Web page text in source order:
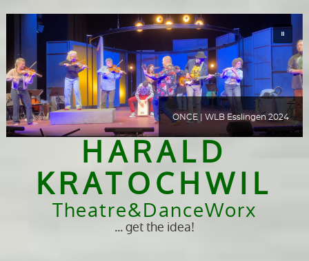
ONCE | WLB Esslingen 2024
HARALD
KRATOCHWIL
Theatre&DanceWorx
... get the idea!